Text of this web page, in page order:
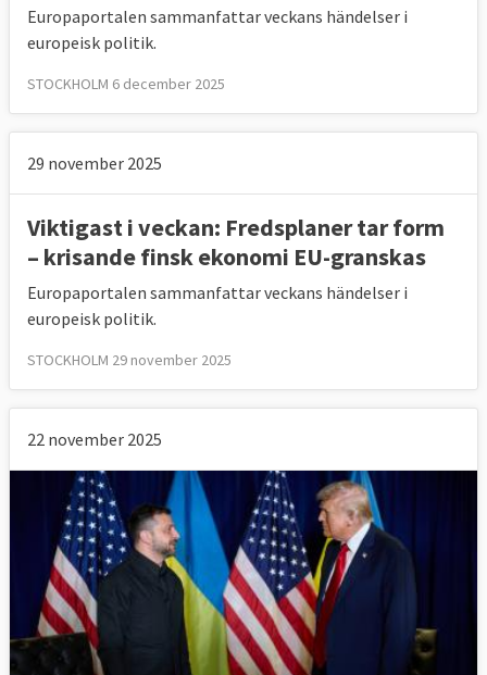
Europaportalen sammanfattar veckans händelser i
europeisk politik.
STOCKHOLM 6 december 2025
29 november 2025
Viktigast i veckan: Fredsplaner tar form
– krisande finsk ekonomi EU-granskas
Europaportalen sammanfattar veckans händelser i
europeisk politik.
STOCKHOLM 29 november 2025
22 november 2025